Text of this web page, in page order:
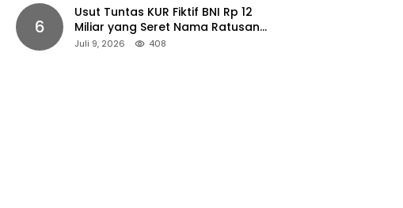
6
Usut Tuntas KUR Fiktif BNI Rp 12
Miliar yang Seret Nama Ratusan
Petani Jember
Juli 9, 2026 408